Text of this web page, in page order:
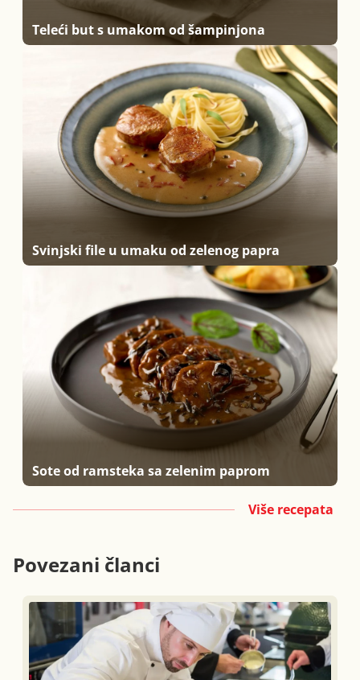
Teleći but s umakom od šampinjona
Svinjski file u umaku od zelenog papra
Sote od ramsteka sa zelenim paprom
Više recepata
Povezani članci